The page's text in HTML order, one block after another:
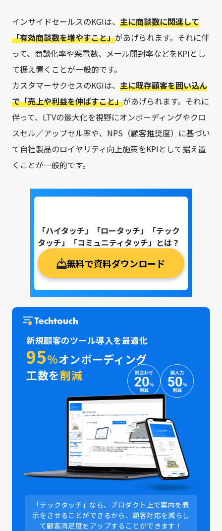
インサイドセールスのKGIは、 主に商談数に関連して
「有効商談数を増やすこと」があげられます。それに伴
って、商談化率や架電数、メール開封率などをKPIとし
て据え置くことが一般的です。
カスタマーサクセスのKGIは、 主に既存顧客を囲い込ん
で「売上や利益を伸ばすこと」があげられます。それに
伴って、LTVの最大化を視野にオンボーディングやクロ
スセル／アップセル率や、NPS（顧客推奨度）に基づい
て自社製品のロイヤリティ向上施策をKPIとして据え置
くことが一般的です。
「ハイタッチ」「ロータッチ」「テック
タッチ」「コミュニティタッチ」とは？
無料で資料ダウンロード
新規顧客のツール導入を最適化
95%オンボーディング
工数を削減
「テックタッチ」なら、プロダクト上で案内を表
示をさせることができるから、顧客対応を減らし
て顧客満足度をアップすることができます！